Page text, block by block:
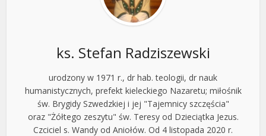
ks. Stefan Radziszewski
urodzony w 1971 r., dr hab. teologii, dr nauk
humanistycznych, prefekt kieleckiego Nazaretu; miłośnik
św. Brygidy Szwedzkiej i jej "Tajemnicy szczęścia"
oraz "Żółtego zeszytu" św. Teresy od Dzieciątka Jezus.
Czciciel s. Wandy od Aniołów. Od 4 listopada 2020 r.